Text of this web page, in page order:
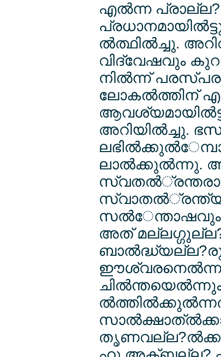
എല്‍ന്ന
ല്‍ത്ഥില്‍ച്ചു.
വിദ്വേഷവും
നില്‍ന്ന്
ലോകല്‍ത്തിന്
അറിയില്‍ച്ചു.
ലാല്‍ക്കുല്‍ന്നു.
സല്‍േന്താഷവും
അത്